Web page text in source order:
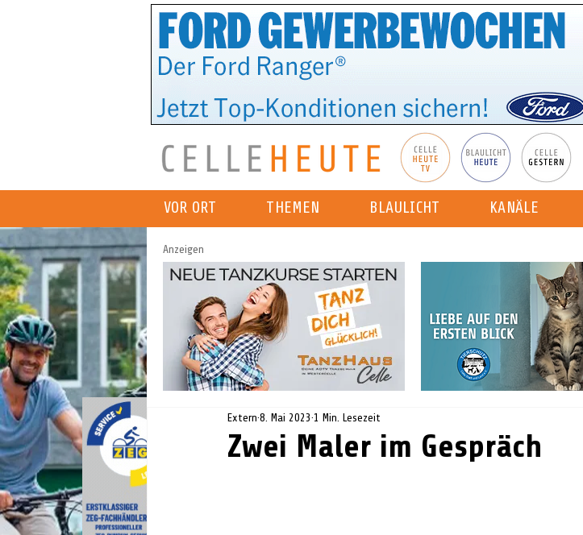
VOR ORT THEMEN BLAULICHT KANÄLE
Anzeigen
Zwei Maler im Gespräch
Extern 8. Mai 2023 1 Min. Lesezeit